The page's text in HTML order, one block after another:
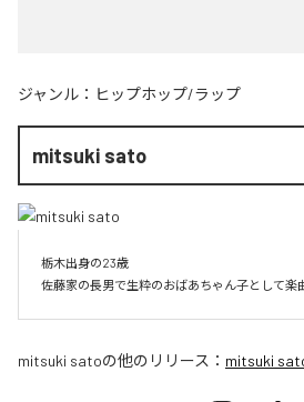
ジャンル： ヒップホップ/ラップ
mitsuki sato
栃木出身の23歳
佐藤家の長男で生粋のおばあちゃん子として楽
mitsuki satoの他のリリース： mitsuki